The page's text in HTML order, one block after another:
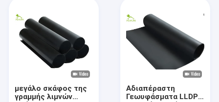
μεγάλο σκάφος της
γραμμής λιμνών
Αδιαπέραστη
Γεωυφάσματα LLDPE